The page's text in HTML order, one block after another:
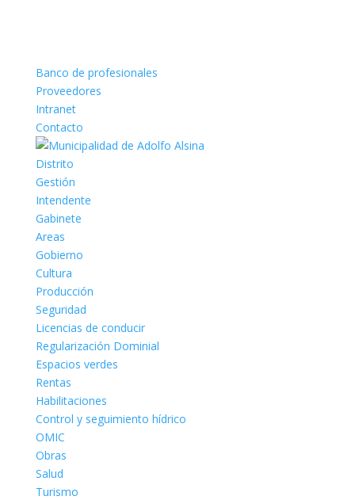
Banco de profesionales
Proveedores
Intranet
Contacto
Distrito
Gestión
Intendente
Gabinete
Areas
Gobierno
Cultura
Producción
Seguridad
Licencias de conducir
Regularización Dominial
Espacios verdes
Rentas
Habilitaciones
Control y seguimiento hídrico
OMIC
Obras
Salud
Turismo